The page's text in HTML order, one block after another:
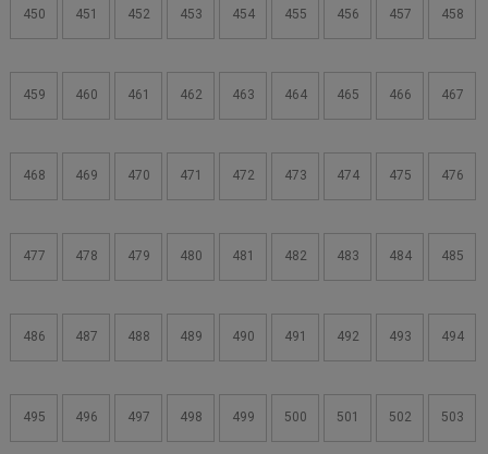
450 451 452 453 454 455 456 457 458
459 460 461 462 463 464 465 466 467
468 469 470 471 472 473 474 475 476
477 478 479 480 481 482 483 484 485
486 487 488 489 490 491 492 493 494
495 496 497 498 499 500 501 502 503